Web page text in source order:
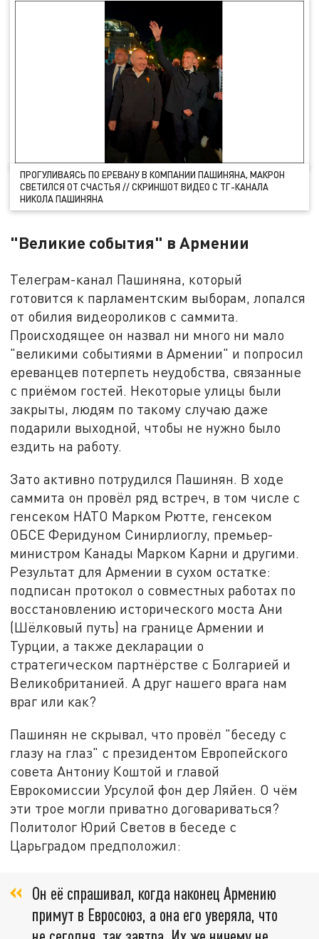
ПРОГУЛИВАЯСЬ ПО ЕРЕВАНУ В КОМПАНИИ ПАШИНЯНА, МАКРОН
СВЕТИЛСЯ ОТ СЧАСТЬЯ // СКРИНШОТ ВИДЕО С ТГ-КАНАЛА
НИКОЛА ПАШИНЯНА
"Великие события" в Армении
Телеграм-канал Пашиняна, который
готовится к парламентским выборам, лопался
от обилия видеороликов с саммита.
Происходящее он назвал ни много ни мало
"великими событиями в Армении" и попросил
ереванцев потерпеть неудобства, связанные
с приёмом гостей. Некоторые улицы были
закрыты, людям по такому случаю даже
подарили выходной, чтобы не нужно было
ездить на работу.
Зато активно потрудился Пашинян. В ходе
саммита он провёл ряд встреч, в том числе с
генсеком НАТО Марком Рютте, генсеком
ОБСЕ Феридуном Синирлиоглу, премьер-
министром Канады Марком Карни и другими.
Результат для Армении в сухом остатке:
подписан протокол о совместных работах по
восстановлению исторического моста Ани
(Шёлковый путь) на границе Армении и
Турции, а также декларации о
стратегическом партнёрстве с Болгарией и
Великобританией. А друг нашего врага нам
враг или как?
Пашинян не скрывал, что провёл "беседу с
глазу на глаз" с президентом Европейского
совета Антониу Коштой и главой
Еврокомиссии Урсулой фон дер Ляйен. О чём
эти трое могли приватно договариваться?
Политолог Юрий Светов в беседе с
Царьградом предположил:
Он её спрашивал, когда наконец Армению
примут в Евросоюз, а она его уверяла, что